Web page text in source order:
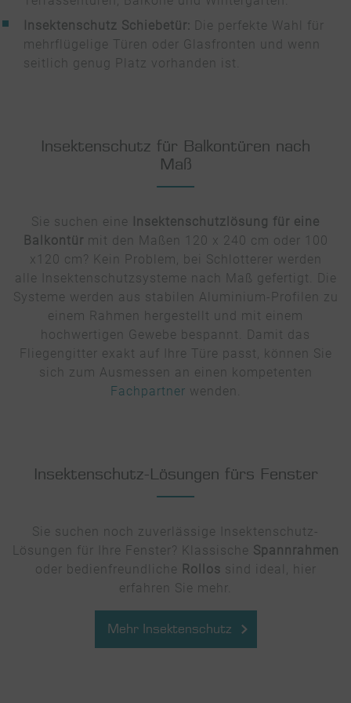
Insektenschutz Schiebetür: Die perfekte Wahl für
mehrflügelige Türen oder Glasfronten und wenn
seitlich genug Platz vorhanden ist.
Insektenschutz für Balkontüren nach
Maß
Sie suchen eine
Insektenschutzlösung für eine
Balkontür mit den Maßen 120 x 240 cm oder 100
x120 cm? Kein Problem, bei Schlotterer werden
alle Insektenschutzsysteme nach Maß gefertigt. Die
Systeme werden aus stabilen Aluminium-Profilen zu
einem Rahmen hergestellt und mit einem
hochwertigen Gewebe bespannt. Damit das
Fliegengitter exakt auf Ihre Türe passt, können Sie
sich zum Ausmessen an einen kompetenten
Fachpartner wenden.
Insektenschutz-Lösungen fürs Fenster
Sie suchen noch zuverlässige Insektenschutz-
Lösungen für Ihre Fenster? Klassische Spannrahmen
oder bedienfreundliche Rollos sind ideal, hier
erfahren Sie mehr.
Mehr Insektenschutz